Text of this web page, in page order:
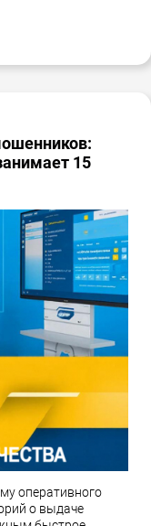
15
оперативного
о выдаче